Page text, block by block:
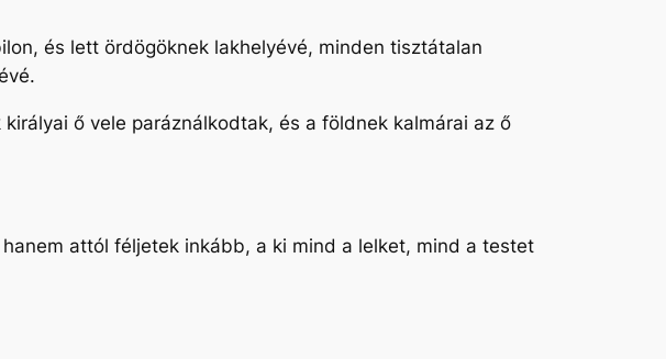
és lett ördögöknek lakhelyévé, minden tisztátalan
ő vele paráználkodtak, és a földnek kalmárai az ő
attól féljetek inkább, a ki mind a lelket, mind a testet